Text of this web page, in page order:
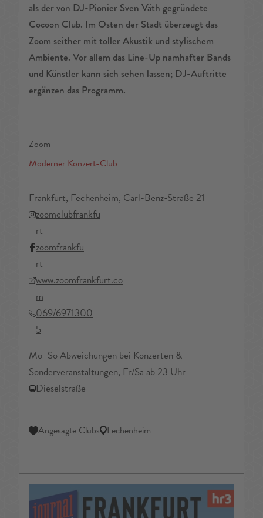
als der von DJ-Pionier Sven Väth gegründete
Cocoon Club. Im Osten der Stadt überzeugt das
Zoom seither mit toller Akustik und stylischem
Ambiente. Vor allem das Line-Up namhafter Bands
und Künstler kann sich sehen lassen; DJ-Auftritte
ergänzen das Programm.
Zoom
Moderner Konzert-Club
Frankfurt, Fechenheim, Carl-Benz-Straße 21
zoomclubfrankfu
rt
zoomfrankfu
rt
www.zoomfrankfurt.co
m
069/6971300
5
Mo–So Abweichungen bei Konzerten &
Sonderveranstaltungen, Fr/Sa ab 23 Uhr
Dieselstraße
Angesagte Clubs Fechenheim